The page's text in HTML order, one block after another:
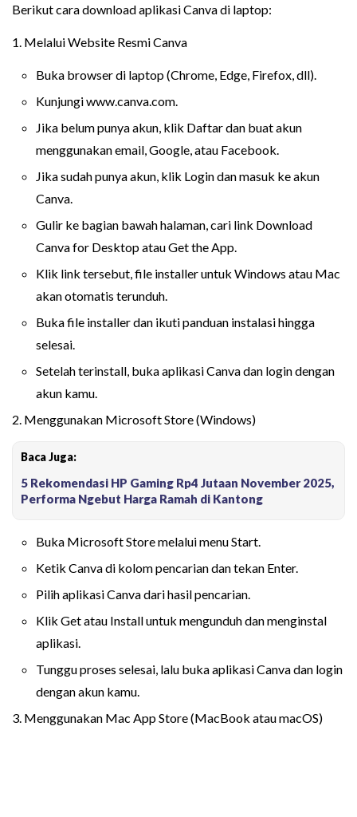
Berikut cara download aplikasi Canva di laptop:
1. Melalui Website Resmi Canva
Buka browser di laptop (Chrome, Edge, Firefox, dll).
Kunjungi www.canva.com.
Jika belum punya akun, klik Daftar dan buat akun
menggunakan email, Google, atau Facebook.
Jika sudah punya akun, klik Login dan masuk ke akun
Canva.
Gulir ke bagian bawah halaman, cari link Download
Canva for Desktop atau Get the App.
Klik link tersebut, file installer untuk Windows atau Mac
akan otomatis terunduh.
Buka file installer dan ikuti panduan instalasi hingga
selesai.
Setelah terinstall, buka aplikasi Canva dan login dengan
akun kamu.
2. Menggunakan Microsoft Store (Windows)
Baca Juga:
5 Rekomendasi HP Gaming Rp4 Jutaan November 2025,
Performa Ngebut Harga Ramah di Kantong
Buka Microsoft Store melalui menu Start.
Ketik Canva di kolom pencarian dan tekan Enter.
Pilih aplikasi Canva dari hasil pencarian.
Klik Get atau Install untuk mengunduh dan menginstal
aplikasi.
Tunggu proses selesai, lalu buka aplikasi Canva dan login
dengan akun kamu.
3. Menggunakan Mac App Store (MacBook atau macOS)